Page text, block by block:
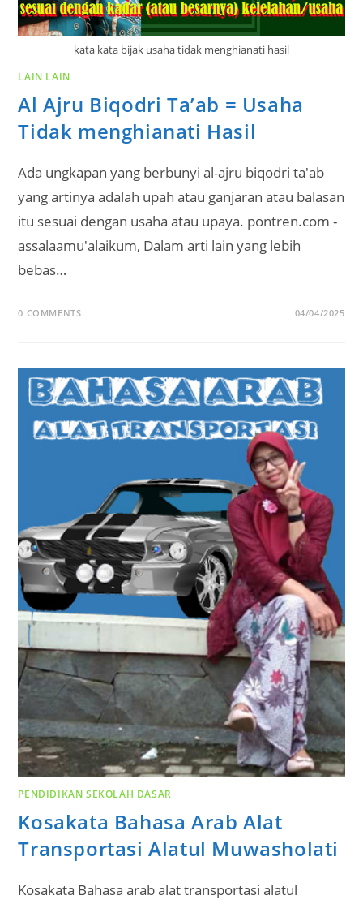
kata kata bijak usaha tidak menghianati hasil
LAIN LAIN
Al Ajru Biqodri Ta’ab = Usaha
Tidak menghianati Hasil
Ada ungkapan yang berbunyi al-ajru biqodri ta'ab
yang artinya adalah upah atau ganjaran atau balasan
itu sesuai dengan usaha atau upaya. pontren.com -
assalaamu'alaikum, Dalam arti lain yang lebih
bebas…
0 COMMENTS 04/04/2025
PENDIDIKAN SEKOLAH DASAR
Kosakata Bahasa Arab Alat
Transportasi Alatul Muwasholati
Kosakata Bahasa arab alat transportasi alatul